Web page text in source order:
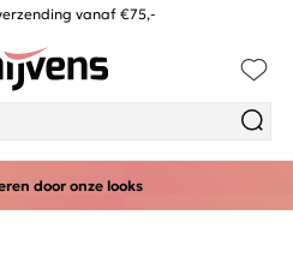
vanaf €75,-
door onze looks